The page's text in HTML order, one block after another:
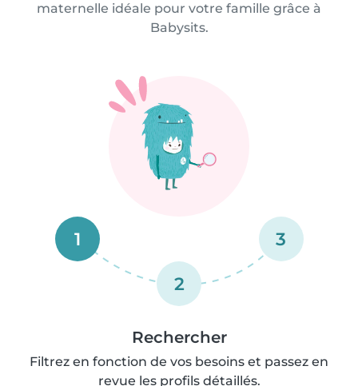
maternelle idéale pour votre famille grâce à
Babysits.
1
2
3
Rechercher
Filtrez en fonction de vos besoins et passez en
revue les profils détaillés.